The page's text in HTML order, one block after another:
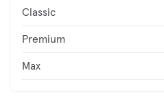
Classic
Premium
Max